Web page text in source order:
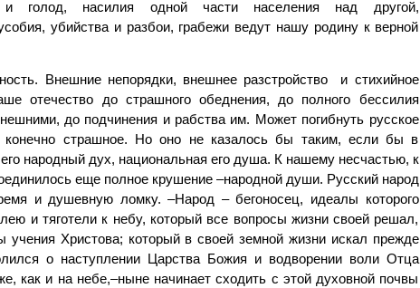
и голод, насилия одной части населения над другой,
убийства и разбои, грабежи ведут нашу родину к верной
Внешние непорядки, внешнее разстройство и стихийное
отечество до страшного обеднения, до полного бессилия
до подчинения и раб­ства им. Может погибнуть русское
конечно страшное. Но оно не казалось бы таким, если бы в
народный дух, национальная его душа. К нашему несчастью, к
еще полное крушение –народной души. Русский народ
и душевную ломку. –Народ – бегоносец, идеалы которого
и тяготели к небу, кото­рый все вопросы жизни своей решал,
учения Христова; который в своей земной жизни искал прежде
о наступлении Царства Божия и водворении воли Отца
как и на небе,–ныне начинает сходить с этой духовной почвы